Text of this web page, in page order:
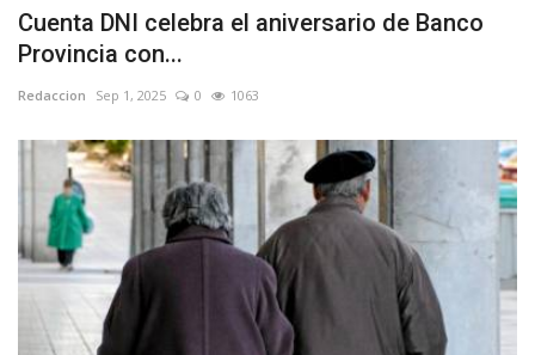
Cuenta DNI celebra el aniversario de Banco
Provincia con...
Redaccion Sep 1, 2025 0 1063